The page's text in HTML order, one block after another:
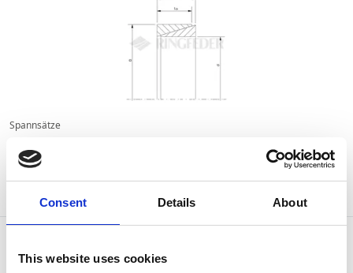
Consent Details About
This website uses cookies
Spannsätze
RfN 8006 260 x 290 mm, G
Artikel-Nr:
Wiederbeschaffungszeit ca. 2 Woche(n)